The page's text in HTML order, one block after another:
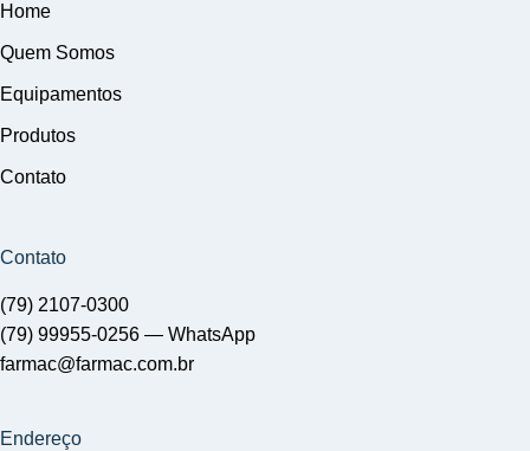
Home
Quem Somos
Equipamentos
Produtos
Contato
Contato
(79) 2107-0300
(79) 99955-0256 — WhatsApp
farmac@farmac.com.br
Endereço